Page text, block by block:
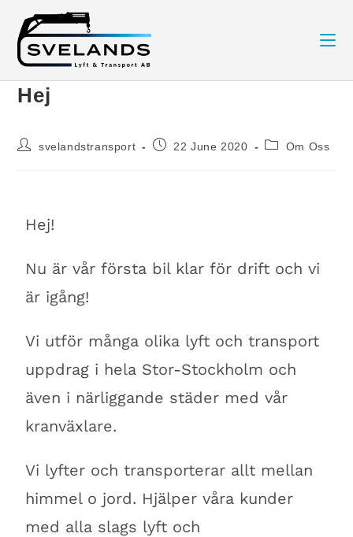
Hej
svelandstransport 22 June 2020 Om Oss
Hej!
Nu är vår första bil klar för drift och vi
är igång!
Vi utför många olika lyft och transport
uppdrag i hela Stor-Stockholm och
även i närliggande städer med vår
kranväxlare.
Vi lyfter och transporterar allt mellan
himmel o jord. Hjälper våra kunder
med alla slags lyft och